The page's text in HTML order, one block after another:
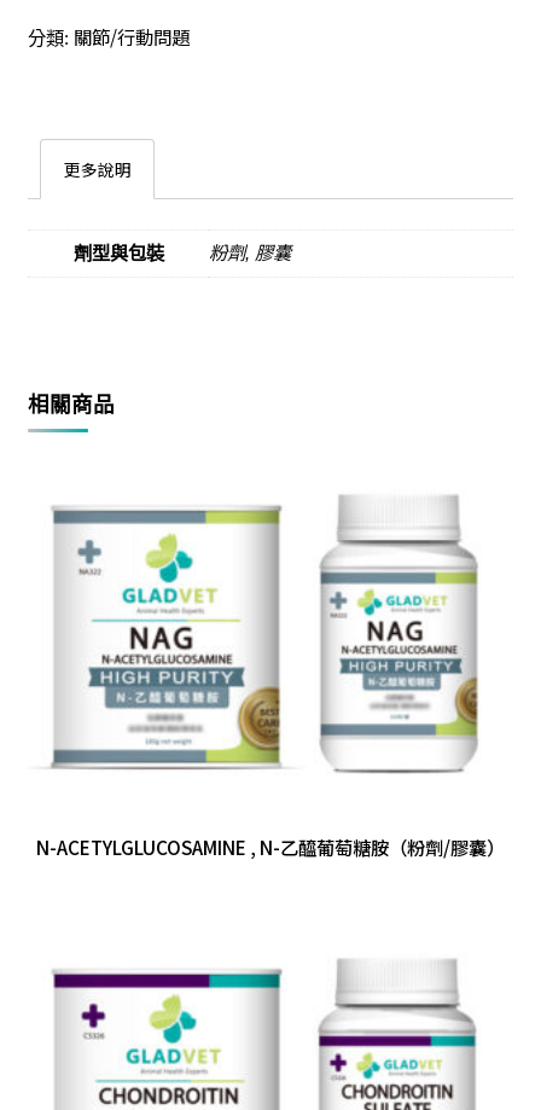
分類: 關節/行動問題
更多說明
劑型與包裝 粉劑, 膠囊
相關商品
N-ACETYLGLUCOSAMINE , N-乙醯葡萄糖胺（粉劑/膠囊）